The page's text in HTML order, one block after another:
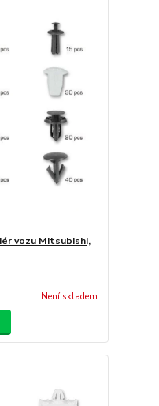
vozu Mitsubishi,
Není skladem